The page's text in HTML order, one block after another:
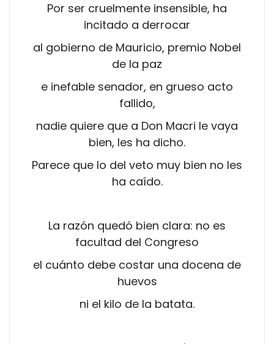
Por ser cruelmente insensible, ha
incitado a derrocar
al gobierno de Mauricio, premio Nobel
de la paz
e inefable senador, en grueso acto
fallido,
nadie quiere que a Don Macri le vaya
bien, les ha dicho.
Parece que lo del veto muy bien no les
ha caído.
La razón quedó bien clara: no es
facultad del Congreso
el cuánto debe costar una docena de
huevos
ni el kilo de la batata.